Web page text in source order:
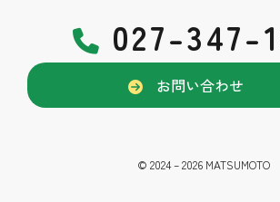
027-347-
お問い合わせ
© 2024 – 2026 MATSUMOTO